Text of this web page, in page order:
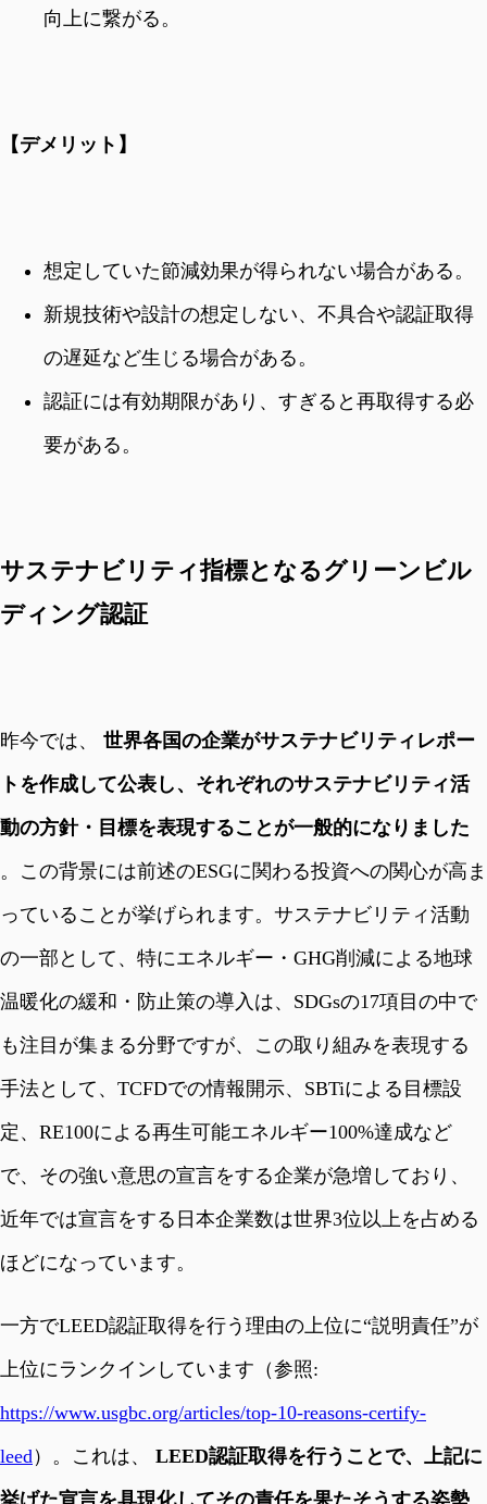
向上に繋がる。
【デメリット】
想定していた節減効果が得られない場合がある。
新規技術や設計の想定しない、不具合や認証取得
の遅延など生じる場合がある。
認証には有効期限があり、すぎると再取得する必
要がある。
サステナビリティ指標となるグリーンビル
ディング認証
昨今では、 世界各国の企業がサステナビリティレポー
トを作成して公表し、それぞれのサステナビリティ活
動の方針・目標を表現することが一般的になりました
。この背景には前述のESGに関わる投資への関心が高ま
っていることが挙げられます。サステナビリティ活動
の一部として、特にエネルギー・GHG削減による地球
温暖化の緩和・防止策の導入は、SDGsの17項目の中で
も注目が集まる分野ですが、この取り組みを表現する
手法として、TCFDでの情報開示、SBTiによる目標設
定、RE100による再生可能エネルギー100%達成など
で、その強い意思の宣言をする企業が急増しており、
近年では宣言をする日本企業数は世界3位以上を占める
ほどになっています。
一方でLEED認証取得を行う理由の上位に“説明責任”が
上位にランクインしています（参照:
https://www.usgbc.org/articles/top-10-reasons-certify-
leed）。これは、 LEED認証取得を行うことで、上記に